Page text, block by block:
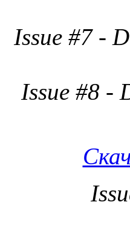
Issue #7 -
Issue #8 -